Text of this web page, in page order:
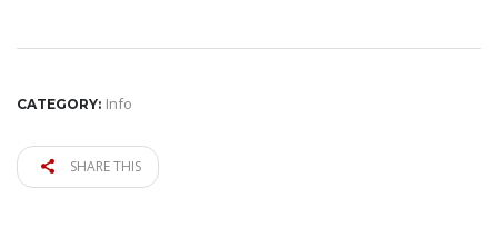
CATEGORY: Info
SHARE THIS